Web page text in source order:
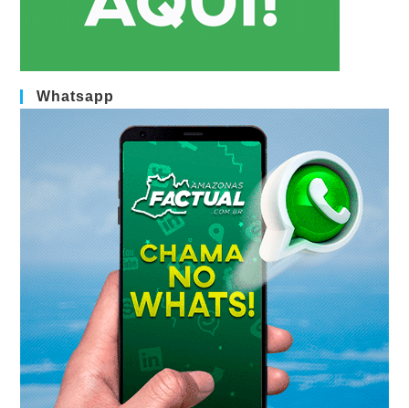
Whatsapp